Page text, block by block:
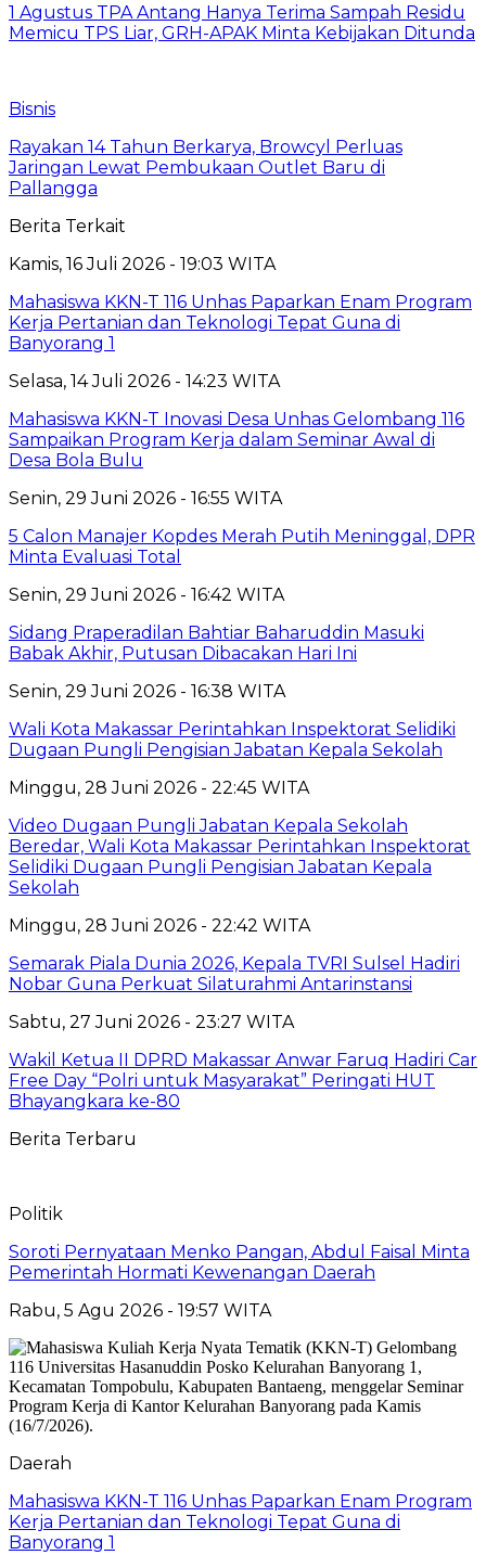
1 Agustus TPA Antang Hanya Terima Sampah Residu
Memicu TPS Liar, GRH-APAK Minta Kebijakan Ditunda
Bisnis
Rayakan 14 Tahun Berkarya, Browcyl Perluas
Jaringan Lewat Pembukaan Outlet Baru di
Pallangga
Berita Terkait
Kamis, 16 Juli 2026 - 19:03 WITA
Mahasiswa KKN-T 116 Unhas Paparkan Enam Program
Kerja Pertanian dan Teknologi Tepat Guna di
Banyorang 1
Selasa, 14 Juli 2026 - 14:23 WITA
Mahasiswa KKN-T Inovasi Desa Unhas Gelombang 116
Sampaikan Program Kerja dalam Seminar Awal di
Desa Bola Bulu
Senin, 29 Juni 2026 - 16:55 WITA
5 Calon Manajer Kopdes Merah Putih Meninggal, DPR
Minta Evaluasi Total
Senin, 29 Juni 2026 - 16:42 WITA
Sidang Praperadilan Bahtiar Baharuddin Masuki
Babak Akhir, Putusan Dibacakan Hari Ini
Senin, 29 Juni 2026 - 16:38 WITA
Wali Kota Makassar Perintahkan Inspektorat Selidiki
Dugaan Pungli Pengisian Jabatan Kepala Sekolah
Minggu, 28 Juni 2026 - 22:45 WITA
Video Dugaan Pungli Jabatan Kepala Sekolah
Beredar, Wali Kota Makassar Perintahkan Inspektorat
Selidiki Dugaan Pungli Pengisian Jabatan Kepala
Sekolah
Minggu, 28 Juni 2026 - 22:42 WITA
Semarak Piala Dunia 2026, Kepala TVRI Sulsel Hadiri
Nobar Guna Perkuat Silaturahmi Antarinstansi
Sabtu, 27 Juni 2026 - 23:27 WITA
Wakil Ketua II DPRD Makassar Anwar Faruq Hadiri Car
Free Day “Polri untuk Masyarakat” Peringati HUT
Bhayangkara ke-80
Berita Terbaru
Politik
Soroti Pernyataan Menko Pangan, Abdul Faisal Minta
Pemerintah Hormati Kewenangan Daerah
Rabu, 5 Agu 2026 - 19:57 WITA
Daerah
Mahasiswa KKN-T 116 Unhas Paparkan Enam Program
Kerja Pertanian dan Teknologi Tepat Guna di
Banyorang 1